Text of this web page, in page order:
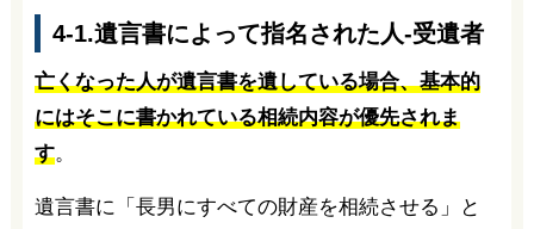
4-1.遺言書によって指名された人-受遺者
亡くなった人が遺言書を遺している場合、基本的
にはそこに書かれている相続内容が優先されま
す。
遺言書に「長男にすべての財産を相続させる」と